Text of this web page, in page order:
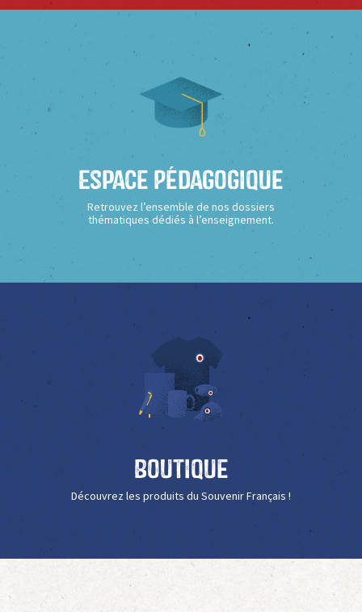
Espace Pédagogique
Retrouvez l’ensemble de nos dossiers
thématiques dédiés à l’enseignement.
Boutique
Découvrez les produits du Souvenir Français !